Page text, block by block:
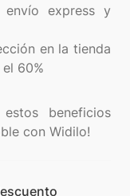
express y
en la tienda
60%
beneficios